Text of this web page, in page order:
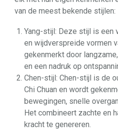
van de meest bekende stijlen:
Yang-stijl: Deze stijl is een
en wijdverspreide vormen
gekenmerkt door
en een nadruk op
Chen-stijl: Chen-stijl is de
Chi Chuan en wordt
bewegingen, snelle
Het combineert zachte en
kracht te genereren.